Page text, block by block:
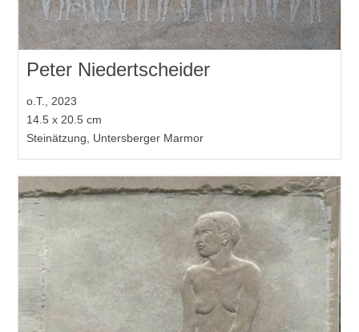
Peter Niedertscheider
o.T., 2023
14.5 x 20.5 cm
Steinätzung, Untersberger Marmor